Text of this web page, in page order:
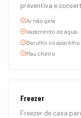
preventiva e
Ar não gela
Vazamento de água
Barulho no aparelho
Mau cheiro
Freezer
Freezer de casa